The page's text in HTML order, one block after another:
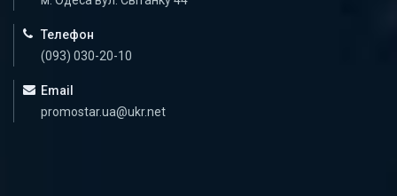
Телефон
(093) 030-20-10
Email
promostar.ua@ukr.net